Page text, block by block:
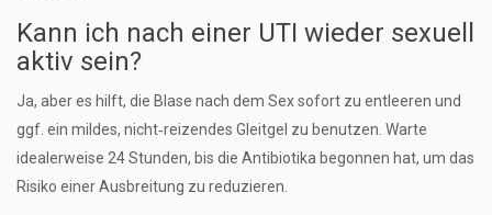
Kann ich nach einer UTI wieder sexuell
aktiv sein?
Ja, aber es hilft, die Blase nach dem Sex sofort zu entleeren und
ggf. ein mildes, nicht‑reizendes Gleitgel zu benutzen. Warte
idealerweise 24 Stunden, bis die Antibiotika begonnen hat, um das
Risiko einer Ausbreitung zu reduzieren.